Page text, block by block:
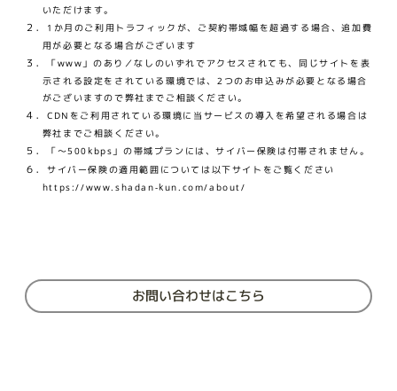
いただけます。
２．
1か月のご利用トラフィックが、ご契約帯域幅を超過する場合、追加費
用が必要となる場合がございます
３．
「www」のあり／なしのいずれでアクセスされても、同じサイトを表
示される設定をされている環境では、2つのお申込みが必要となる場合
がございますので弊社までご相談ください。
４． CDNをご利用されている環境に当サービスの導入を希望される場合は
弊社までご相談ください。
５． 「～500kbps」の帯域プランには、サイバー保険は付帯されません。
６． サイバー保険の適用範囲については以下サイトをご覧ください
https://www.shadan-kun.com/about/
お問い合わせはこちら